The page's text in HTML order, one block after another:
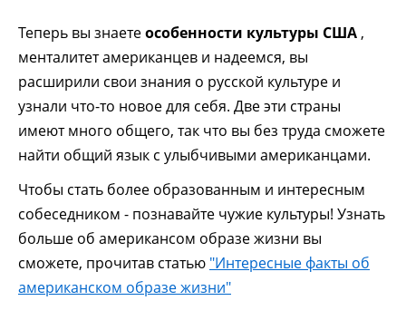
Теперь вы знаетеособенности культуры США ,
менталитет американцев и надеемся, вы
расширили свои знания о русской культуре и
узнали что-то новое для себя. Две эти страны
имеют много общего, так что вы без труда сможете
найти общий язык с улыбчивыми американцами.
Чтобы стать более образованным и интересным
собеседником - познавайте чужие культуры! Узнать
больше об американсом образе жизни вы
сможете, прочитав статью "Интересные факты об
американском образе жизни"